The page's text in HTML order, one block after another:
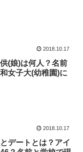
2018.10.17
(娘)は何人？名前
女子大(幼稚園)に
2018.10.17
デートとは？アイ